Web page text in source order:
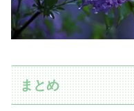
まとめ